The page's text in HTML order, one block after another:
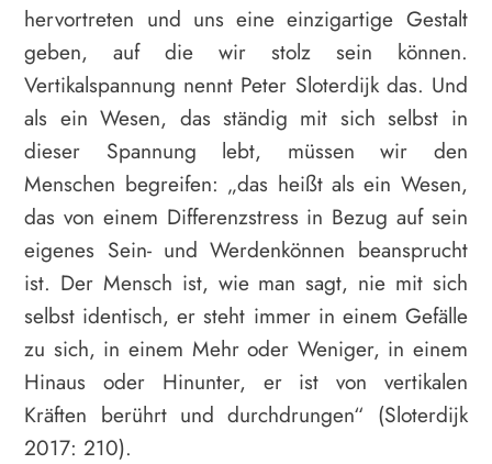
hervortreten und uns eine einzigartige Gestalt
geben, auf die wir stolz sein können.
Vertikalspannung nennt Peter Sloterdijk das. Und
als ein Wesen, das ständig mit sich selbst in
dieser Spannung lebt, müssen wir den
Menschen begreifen: „das heißt als ein Wesen,
das von einem Differenzstress in Bezug auf sein
eigenes Sein- und Werdenkönnen beansprucht
ist. Der Mensch ist, wie man sagt, nie mit sich
selbst identisch, er steht immer in einem Gefälle
zu sich, in einem Mehr oder Weniger, in einem
Hinaus oder Hinunter, er ist von vertikalen
Kräften berührt und durchdrungen“ (Sloterdijk
2017: 210).